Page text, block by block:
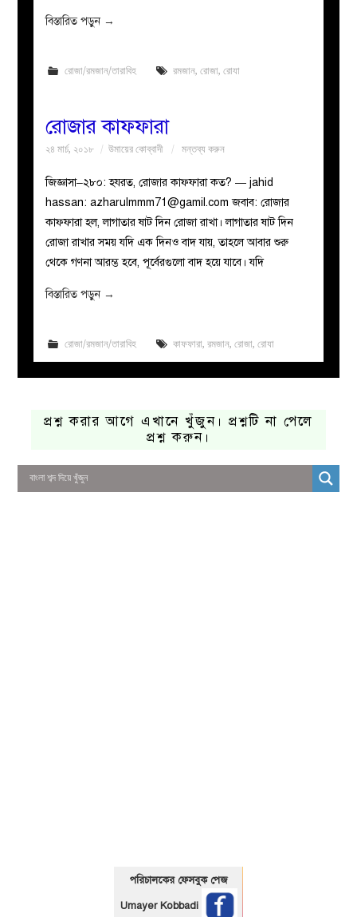
বিস্তারিত পড়ুন →
রোজা/রমজান/তারাবিহ রমজান, রোজা, রোযা
রোজার কাফফারা
২৪ মার্চ, ২০১৮ উমায়ের কোব্বাদী মন্তব্য করুন
জিজ্ঞাসা–২৮০: হযরত, রোজার কাফ্ফারা কত? — jahid
hassan:azharulmmm71@gamil.com জবাব: রোজার
কাফ্ফারা হল, লাগাতার ষাট দিন রোজা রাখা। লাগাতার ষাট দিন
রোজা রাখার সময় যদি এক দিনও বাদ যায়, তাহলে আবার শুরু
থেকে গণনা আরম্ভ হবে, পূর্বেরগুলো বাদ হয়ে যাবে। যদি
বিস্তারিত পড়ুন →
রোজা/রমজান/তারাবিহ কাফফারা, রমজান, রোজা, রোযা
প্রশ্ন করার আগে এখানে খুঁজুন। প্রশ্নটি না পেলে
প্রশ্ন করুন।
পরিচালকের ফেসবুক পেজ
Umayer Kobbadi